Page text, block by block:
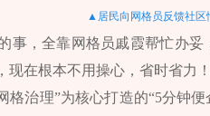
▲居民向网格员反馈社区
事，全靠网格员戚霞帮忙办
现在根本不用操心，省时省力
格治理”为核心打造的“5分钟